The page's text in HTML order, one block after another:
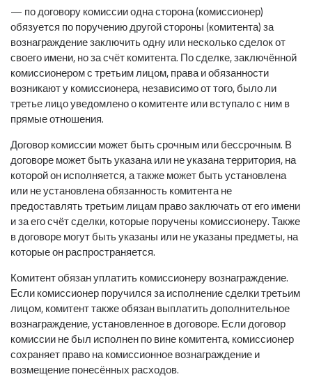
— по договору комиссии одна сторона (комиссионер)
обязуется по поручению другой стороны (комитента) за
вознаграждение заключить одну или несколько сделок от
своего имени, но за счёт комитента. По сделке, заключённой
комиссионером с третьим лицом, права и обязанности
возникают у комиссионера, независимо от того, было ли
третье лицо уведомлено о комитенте или вступало с ним в
прямые отношения.
Договор комиссии может быть срочным или бессрочным. В
договоре может быть указана или не указана территория, на
которой он исполняется, а также может быть установлена
или не установлена обязанность комитента не
предоставлять третьим лицам право заключать от его имени
и за его счёт сделки, которые поручены комиссионеру. Также
в договоре могут быть указаны или не указаны предметы, на
которые он распространяется.
Комитент обязан уплатить комиссионеру вознаграждение.
Если комиссионер поручился за исполнение сделки третьим
лицом, комитент также обязан выплатить дополнительное
вознаграждение, установленное в договоре. Если договор
комиссии не был исполнен по вине комитента, комиссионер
сохраняет право на комиссионное вознаграждение и
возмещение понесённых расходов.